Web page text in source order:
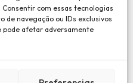
com essas tecnologias
navegação ou IDs exclusivos
pode afetar adversamente